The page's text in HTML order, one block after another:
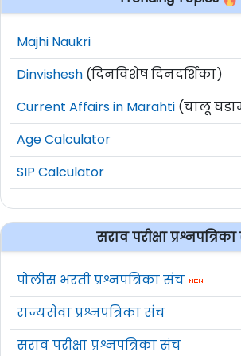
Majhi Naukri
Dinvishesh (दिनविशेष दिनदर्शिका)
Current Affairs in Marahti (चालू
Age Calculator
SIP Calculator
सराव परीक्षा
पोलीस भरती प्रश्नपत्रिका संच
राज्यसेवा प्रश्नपत्रिका संच
सराव परीक्षा प्रश्नपत्रिका संच